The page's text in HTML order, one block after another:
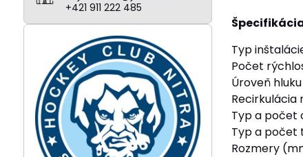
Typ
Počet
Úroveň
Typ a počet
Typ a počet
Rozmery
+421 911 222 485